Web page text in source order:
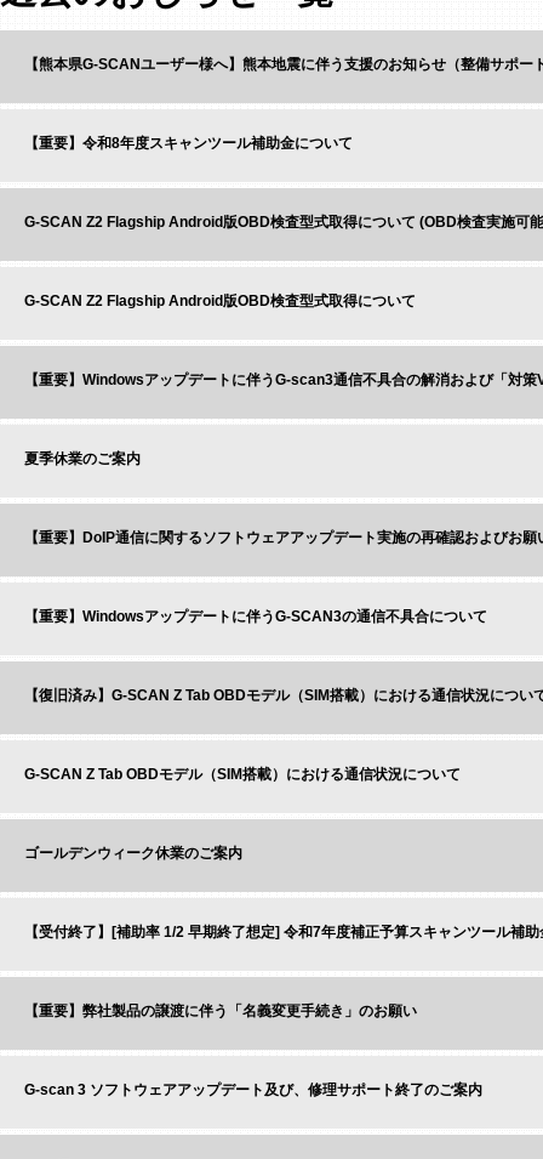
【熊本県G-SCANユーザー様へ】熊本地震に伴う支援のお知らせ（整備サポー
【重要】令和8年度スキャンツール補助金について
G-SCAN Z2 Flagship Android版OBD検査型式取得について (OBD検査実施可
G-SCAN Z2 Flagship Android版OBD検査型式取得について
【重要】Windowsアップデートに伴うG-scan3通信不具合の解消および「対
夏季休業のご案内
【重要】DoIP通信に関するソフトウェアアップデート実施の再確認およびお願
【重要】Windowsアップデートに伴うG-SCAN3の通信不具合について
【復旧済み】G-SCAN Z Tab OBDモデル（SIM搭載）における通信状況につい
G-SCAN Z Tab OBDモデル（SIM搭載）における通信状況について
ゴールデンウィーク休業のご案内
【受付終了】[補助率 1/2 早期終了想定] 令和7年度補正予算スキャンツール補
【重要】弊社製品の譲渡に伴う「名義変更手続き」のお願い
G-scan 3 ソフトウェアアップデート及び、修理サポート終了のご案内